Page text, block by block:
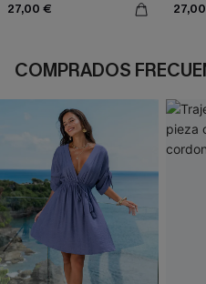
27,00 €
COMPRADOS